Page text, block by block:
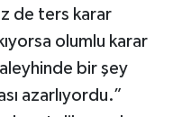
de ters karar
olumlu karar
bir şey
azarlıyordu.”